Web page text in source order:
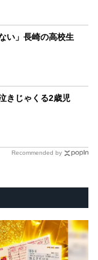
い」長崎の高校生
きじゃくる2歳児
Recommended by